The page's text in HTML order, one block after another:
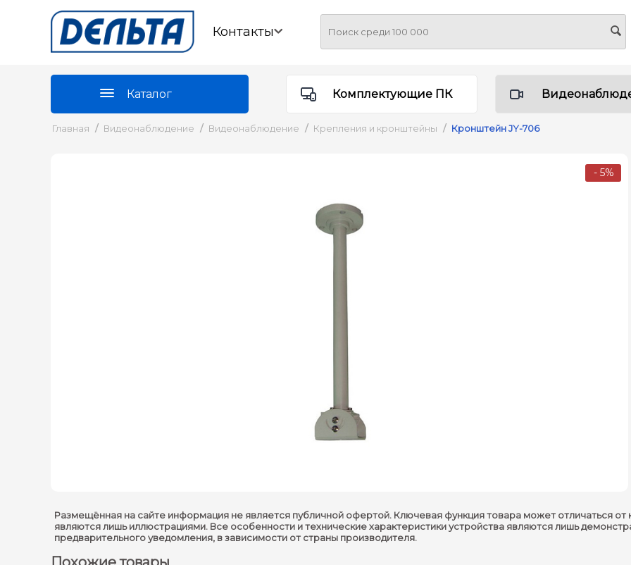
Контакты
Каталог Комплектующие ПК
Главная / Видеонаблюдение / Видеонаблюдение / Крепления и кронштейны / Кронштейн JY-706
- 5%
Размещённая на сайте информация не является публичной офертой. Ключевая функция товара может отличаться
являются лишь иллюстрациями. Все особенности и технические характеристики устройства являются лишь
предварительного уведомления, в зависимости от страны производителя.